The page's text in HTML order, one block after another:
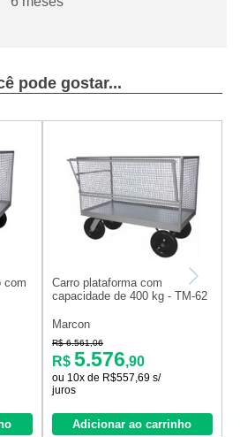
pode gostar...
com
Carro plataforma com
capacidade de 400 kg - TM-62
Marcon
R$ 6.561,06
R$ 5.576,90
ou 10x de R$557,69 s/
juros
Adicionar ao carrinho